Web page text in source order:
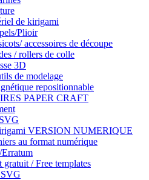
de kirigami
Plioir
accessoires de découpe
/ rollers de colle
3D
de modelage
repositionnable
PAPER CRAFT
VERSION NUMERIQUE
au format numérique
gratuit / Free templates